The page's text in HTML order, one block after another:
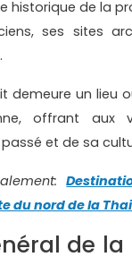
historique de la
ses sites
demeure un lieu
offrant aux
et de sa
du nord de la
de la